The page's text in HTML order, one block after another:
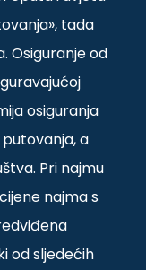
tada
Osiguranje od
osiguranja
a
Pri najmu
najma s
od sljedećih